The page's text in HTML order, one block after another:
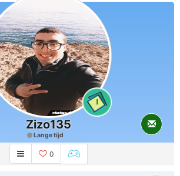
1
Zizo135
Lange tijd
0